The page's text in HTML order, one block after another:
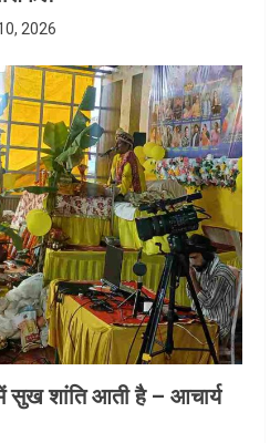
2026
में सुख शांति आती है – आचार्य